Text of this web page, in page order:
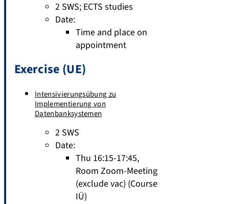
2 SWS; ECTS studies
Date:
Time and place on
appointment
Exercise (UE)
Intensivierungsübung zu
Implementierung von
Datenbanksystemen
2 SWS
Date:
Thu 16:15-17:45,
Room Zoom-Meeting
(exclude vac) (Course
IÜ)